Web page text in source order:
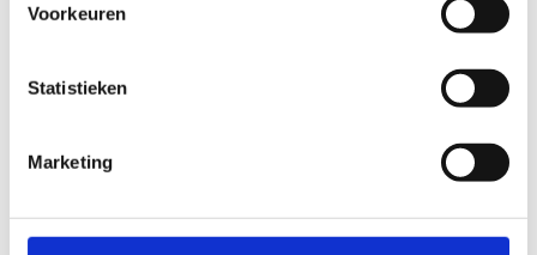
Voorkeuren
Statistieken
Marketing
diversiteit in je sportaanbod brengen? Wil je nieuwe
recreatievere manier aanbieden? Mogelijks kan je
eenvoudig met je huidige aanbod meerdere sportieve
producten of diensten aanbieden. Samen zoeken we uit
of je huidige of nieuwe leden kan verleiden met een